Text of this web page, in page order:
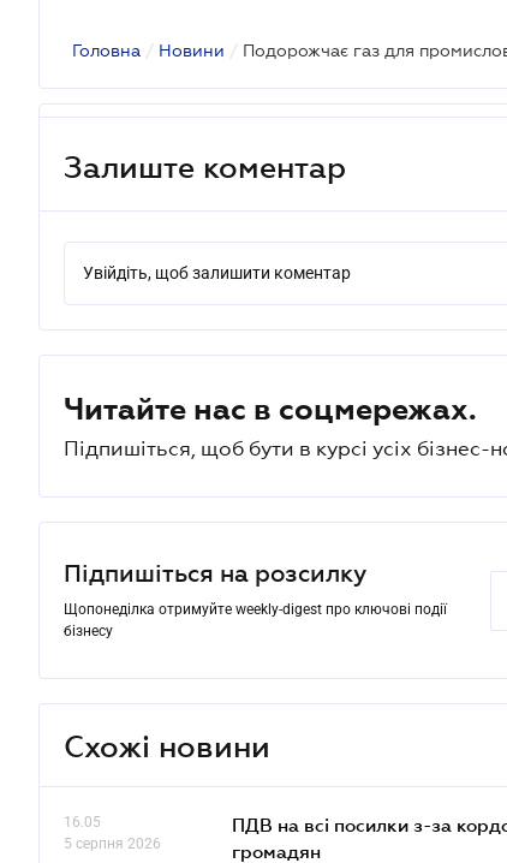
Головна / Новини / Подорожчає газ для
Залиште коментар
Увійдіть, щоб залишити коментар
Читайте нас в соцмережах.
Підпишіться, щоб бути в курсі усіх бізнес-
Підпишіться на розсилку
Щопонеділка отримуйте weekly-digest про ключові події
бізнесу
Схожі новини
16.05
5 серпня 2026
ПДВ на всі посилки з-за
громадян